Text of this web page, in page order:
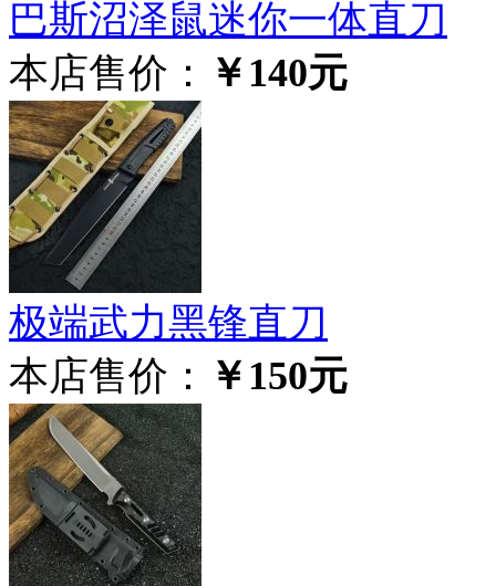
巴斯沼泽鼠迷你一体直刀
本店售价： ￥140元
极‮武端‬力黑锋直刀
本店售价： ￥150元